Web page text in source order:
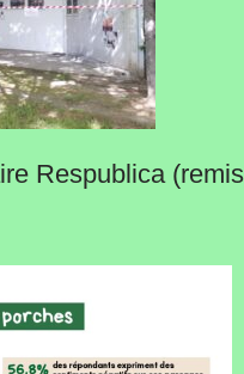
Respublica